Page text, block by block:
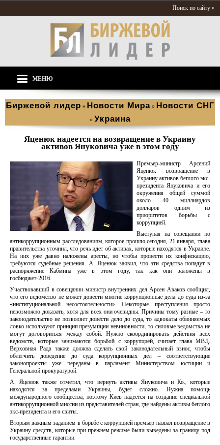
Поиск по сайту »
МЕНЮ
Биржевой лидер » Новости Мира » Новости СНГ
» Украина
Яценюк надеется на возвращение в Украину
активов Януковича уже в этом году
Премьер-министр Арсений
Яценюк возвращение в
Украину активов беглого экс-
президента Януковича и его
окружения общей суммой
около 40 миллиардов
долларов одним из
приоритетов борьбы с
коррупцией.
Выступая на совещании по
антикоррупционным расследованиям, которое прошло сегодня, 21 января, глава
правительства уточнил, что речь идет об активах, которые находятся в Украине.
На них уже давно наложены аресты, но чтобы провести их конфискацию,
требуются судебные решения. А. Яценюк заявил, что эти средства попадут в
распоряжение Кабмина уже в этом году, так как они заложены в
госбюджет-2016.
Участвовавший в совещании министр внутренних дел Арсен Аваков сообщил,
что его ведомство не может довести многие коррупционные дела до суда из-за
«институциональной несостоятельности». Некоторые преступления просто
невозможно доказать, хотя для всех они очевидны. Причины тому разные – то
законодательство не позволяет довести дело до суда, то адвокаты обвиняемых
ловко используют принцип презумпции невиновности, то силовые ведомства не
могут договориться между собой. Нужно скоординировать действия всех
ведомств, которые занимаются борьбой с коррупцией, считает глава МВД.
Верховная Рада также должна сделать свой законодательный взнос, чтобы
облегчить доведение до суда коррупционных дел – соответствующие
законопроекты уже переданы в парламент Министерством юстиции и
Генеральной прокуратурой.
А. Яценюк также отметил, что вернуть активы Януковича и Ко., которые
находятся за пределами Украины, будет сложно. Нужна помощь
международного сообщества, поэтому Киев надеется на создание специальной
антикоррупционной миссии из представителей стран, где найдены активы беглого
экс-президента и его свиты.
Вторым важным заданием в борьбе с коррупцией премьер назвал возвращение в
Украину средств, которые при прежнем режиме были выведены за границу под
государственные гарантии.